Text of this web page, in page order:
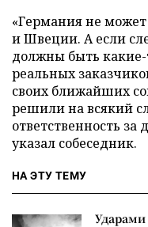
«Германия не
и Швеции. А если
должны быть какие-
реальных
своих ближайших
решили на всякий
ответственность
указал собеседник.
НА ЭТУ ТЕМУ
Ударами